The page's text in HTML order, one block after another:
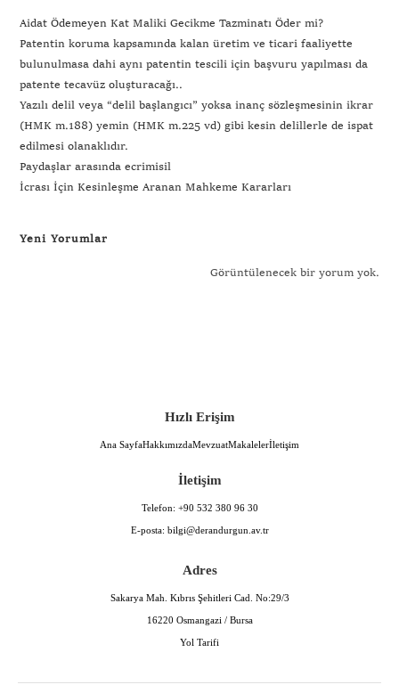
Aidat Ödemeyen Kat Maliki Gecikme Tazminatı Öder mi?
Patentin koruma kapsamında kalan üretim ve ticari faaliyette
bulunulmasa dahi aynı patentin tescili için başvuru yapılması da
patente tecavüz oluşturacağı..
Yazılı delil veya “delil başlangıcı” yoksa inanç sözleşmesinin ikrar
(HMK m.188) yemin (HMK m.225 vd) gibi kesin delillerle de ispat
edilmesi olanaklıdır.
Paydaşlar arasında ecrimisil
İcrası İçin Kesinleşme Aranan Mahkeme Kararları
Yeni Yorumlar
Görüntülenecek bir yorum yok.
Hızlı Erişim
Ana SayfaHakkımızdaMevzuatMakalelerİletişim
İletişim
Telefon: +90 532 380 96 30
E-posta: bilgi@derandurgun.av.tr
Adres
Sakarya Mah. Kıbrıs Şehitleri Cad. No:29/3
16220 Osmangazi / Bursa
Yol Tarifi